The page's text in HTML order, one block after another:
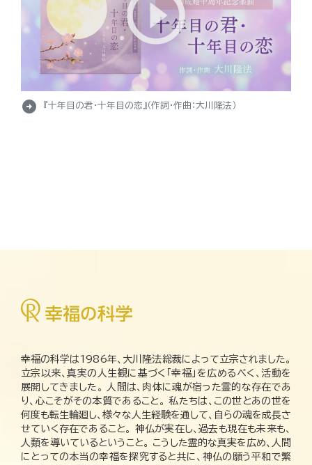
arrow_circle_right 『十年目の君・十年目の恋』（作詞・作曲：大川隆法）
幸福の科学は1986年、大川隆法総裁によって立宗されました。
立宗以来、真実の人生観に基づく「幸福」を広めるべく、活動を
展開してきました。 人間は、肉体に魂が宿った霊的な存在であ
り、心こそがその本質であること。 私たちは、この世とあの世を
何度も転生輪廻し、様々な人生経験を通して、自らの魂を成長さ
せていく存在であること。 神仏が実在し、過去も現在も未来も、
人類を導いているということ。 こうした霊的な真実を広め、人間
にとっての本当の幸福を探究すると共に、神仏の願う平和で繁